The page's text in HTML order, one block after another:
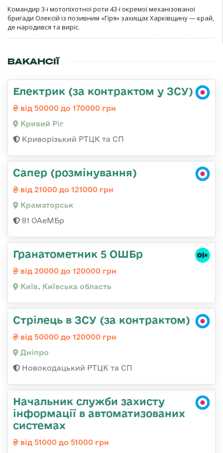
Командир 3-ї мотопіхотної роти 43-ї окремої механізованої
бригади Олексій із позивним «Гіря» захищає Харківщину — край,
де народився та виріс.
ВАКАНСІЇ
Електрик (за контрактом у ЗСУ)
від 50000 до 170000 грн
Кривий Ріг
Криворізький РТЦК та СП
Сапер (розмінування)
від 21000 до 121000 грн
Краматорськ
81 ОАеМБр
Гранатометник 5 ОШБр
від 20000 до 120000 грн
Київ, Київська область
Стрілець в ЗСУ (за контрактом)
від 50000 до 120000 грн
Дніпро
Новокодацький РТЦК та СП
Начальник служби захисту
інформації в автоматизованих
системах
від 51000 до 51000 грн